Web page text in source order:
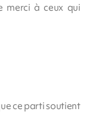
merci à ceux qui
ce parti soutient